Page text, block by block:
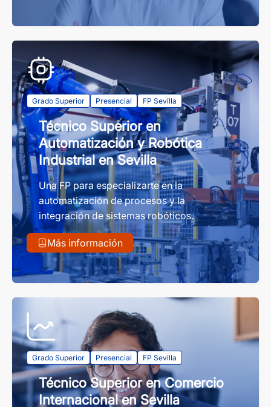
Grado Superior Presencial FP Sevilla
Técnico Superior en
Automatización y Robótica
Industrial en Sevilla
Una FP para especializarte en la
automatización de procesos y la
integración de sistemas robóticos.
Más información
Grado Superior Presencial FP Sevilla
Técnico Superior en Comercio
Internacional en Sevilla